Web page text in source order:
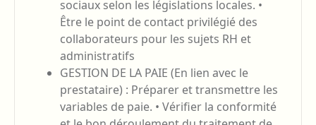
sociaux selon les législations locales. •
Être le point de contact privilégié des
collaborateurs pour les sujets RH et
administratifs
GESTION DE LA PAIE (En lien avec le
prestataire) : Préparer et transmettre les
variables de paie. • Vérifier la conformité